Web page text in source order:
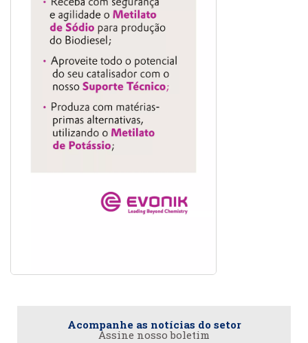
Acompanhe as notícias do setor
Assine nosso boletim